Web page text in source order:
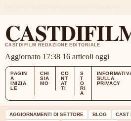
CASTDIFILM REDAZIONE EDITORIALE
Aggiornato 17:38 16 articoli oggi
PAGIN
A
INIZIA
LE
CHI
SIA
MO
CO
NT
AT
TI
S
T
O
RI
A
SULLA
PRIVACY
AGGIORNAMENTI DI SETTORE BLOG CAST